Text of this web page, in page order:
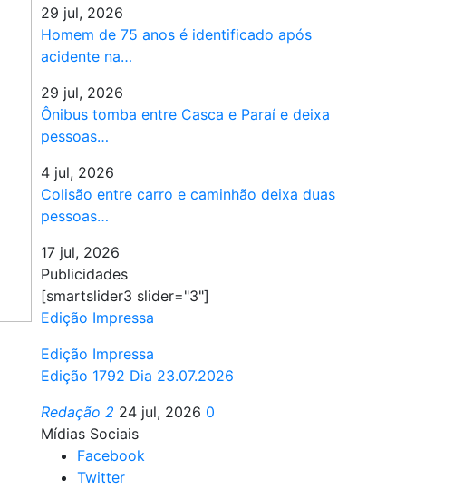
29 jul, 2026
Homem de 75 anos é identificado após
acidente na…
29 jul, 2026
Ônibus tomba entre Casca e Paraí e deixa
pessoas…
4 jul, 2026
Colisão entre carro e caminhão deixa duas
pessoas…
17 jul, 2026
Publicidades
[smartslider3 slider="3"]
Edição Impressa
Edição Impressa
Edição 1792 Dia 23.07.2026
Redação 2 24 jul, 2026 0
Mídias Sociais
Facebook
Twitter